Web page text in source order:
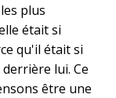
plus
était si
qu'il était si
lui. Ce
être une